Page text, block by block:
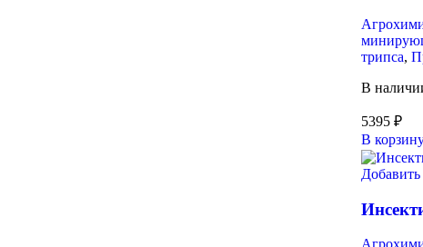
трипса,
В
5395 ₽
В